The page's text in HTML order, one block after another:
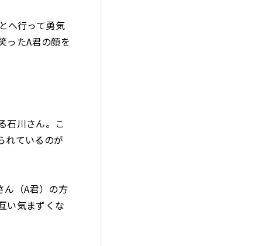
へ行って勇気
ったA君の顔を
石川さん。こ
れているのが
ん（A君）の方
い気まずくな